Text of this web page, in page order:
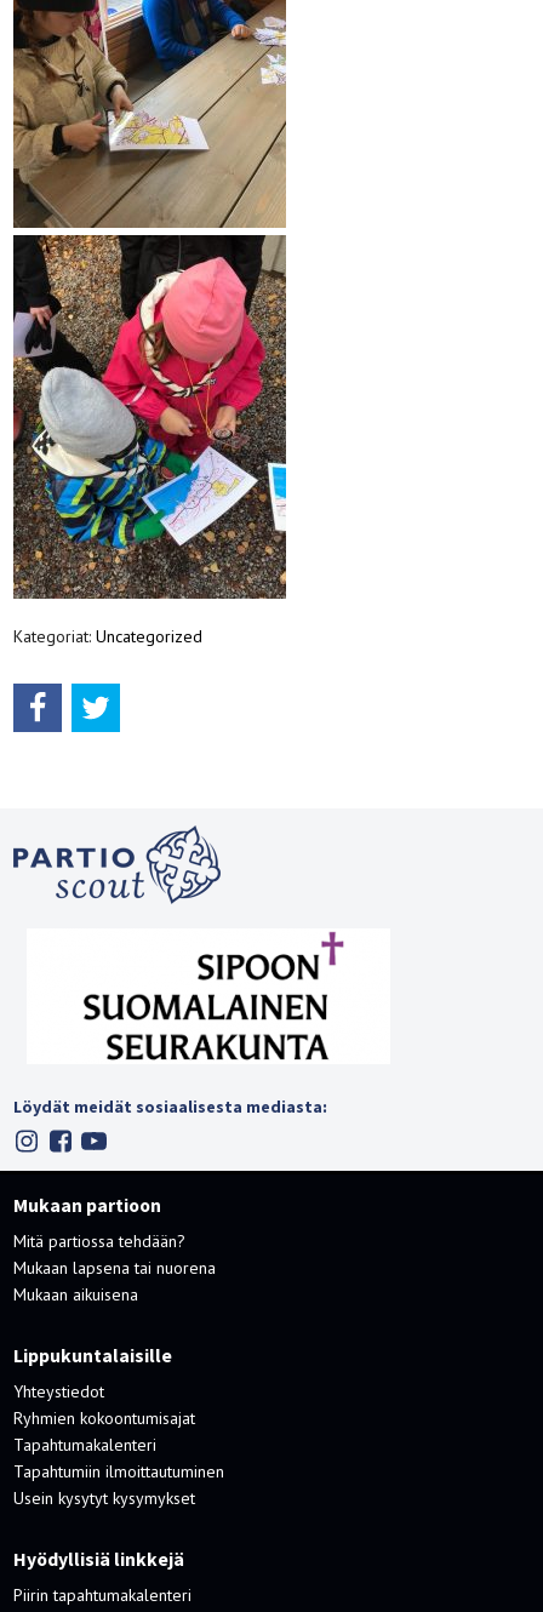
Kategoriat:Uncategorized
Löydät meidät sosiaalisesta mediasta:
Mukaan partioon
Mitä partiossa tehdään?
Mukaan lapsena tai nuorena
Mukaan aikuisena
Lippukuntalaisille
Yhteystiedot
Ryhmien kokoontumisajat
Tapahtumakalenteri
Tapahtumiin ilmoittautuminen
Usein kysytyt kysymykset
Hyödyllisiä linkkejä
Piirin tapahtumakalenteri